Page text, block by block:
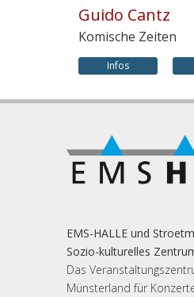
Guido Cantz
Komische Zeiten
Infos
EMS-HALLE und
Sozio-kulturelles
Das
Münsterland für